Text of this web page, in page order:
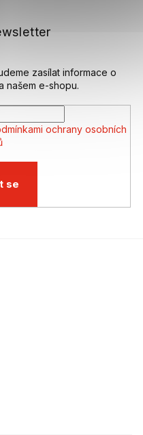
zasílat informace o
našem e-shopu.
ochrany osobních
se